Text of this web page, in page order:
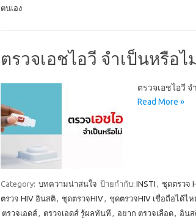
ตนเอง
ตรวจเอชไอวี จำเป็นหรือไ
ตรวจเอชไอวี
Read More »
Category: บทความน่าสนใจ ป้ายกำกับ: INSTI , ชุดตรวจ
ตรวจ HIV อินสติ, ชุดตรวจHIV, ชุดตรวจHIV เชื่อถือได้ไห
ตรวจเอดส์, ตรวจเอดส์ รู้ผลทันที , อยาก ตรวจเลือด, อินส